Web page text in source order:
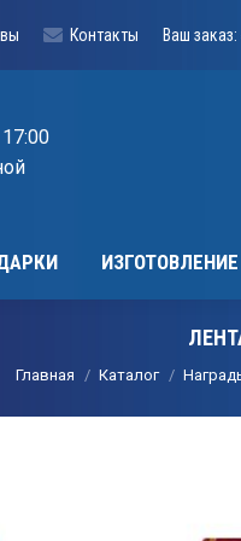
Контакты Ваш заказ:
Вы здесь:
Главная Каталог
ПОДАРКИ